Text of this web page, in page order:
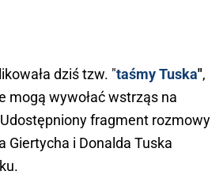
dziś tzw. "taśmy Tuska",
mogą wywołać wstrząs na
fragment rozmowy
Giertycha i Donalda Tuska